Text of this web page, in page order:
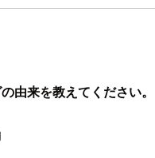
由来を教えてください。